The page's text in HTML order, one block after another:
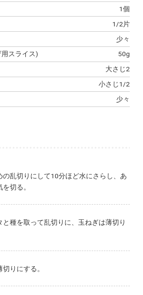
1個
1/2片
少々
スライス)
50g
大さじ2
小さじ1/2
少々
の乱切りにして10分ほど水にさらし、あ
切る。
と種を取って乱切りに、玉ねぎは薄切り
りにする。